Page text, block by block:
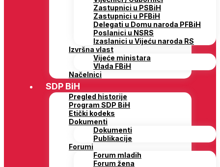
Zastupnici u PSBiH
Zastupnici u PFBiH
Delegati u Domu naroda PFBiH
Poslanici u NSRS
Izaslanici u Vijeću naroda RS
Izvršna vlast
Vijeće ministara
Vlada FBiH
Načelnici
SDP BiH
Pregled historije
Program SDP BiH
Etički kodeks
Dokumenti
Dokumenti
Publikacije
Forumi
Forum mladih
Forum žena